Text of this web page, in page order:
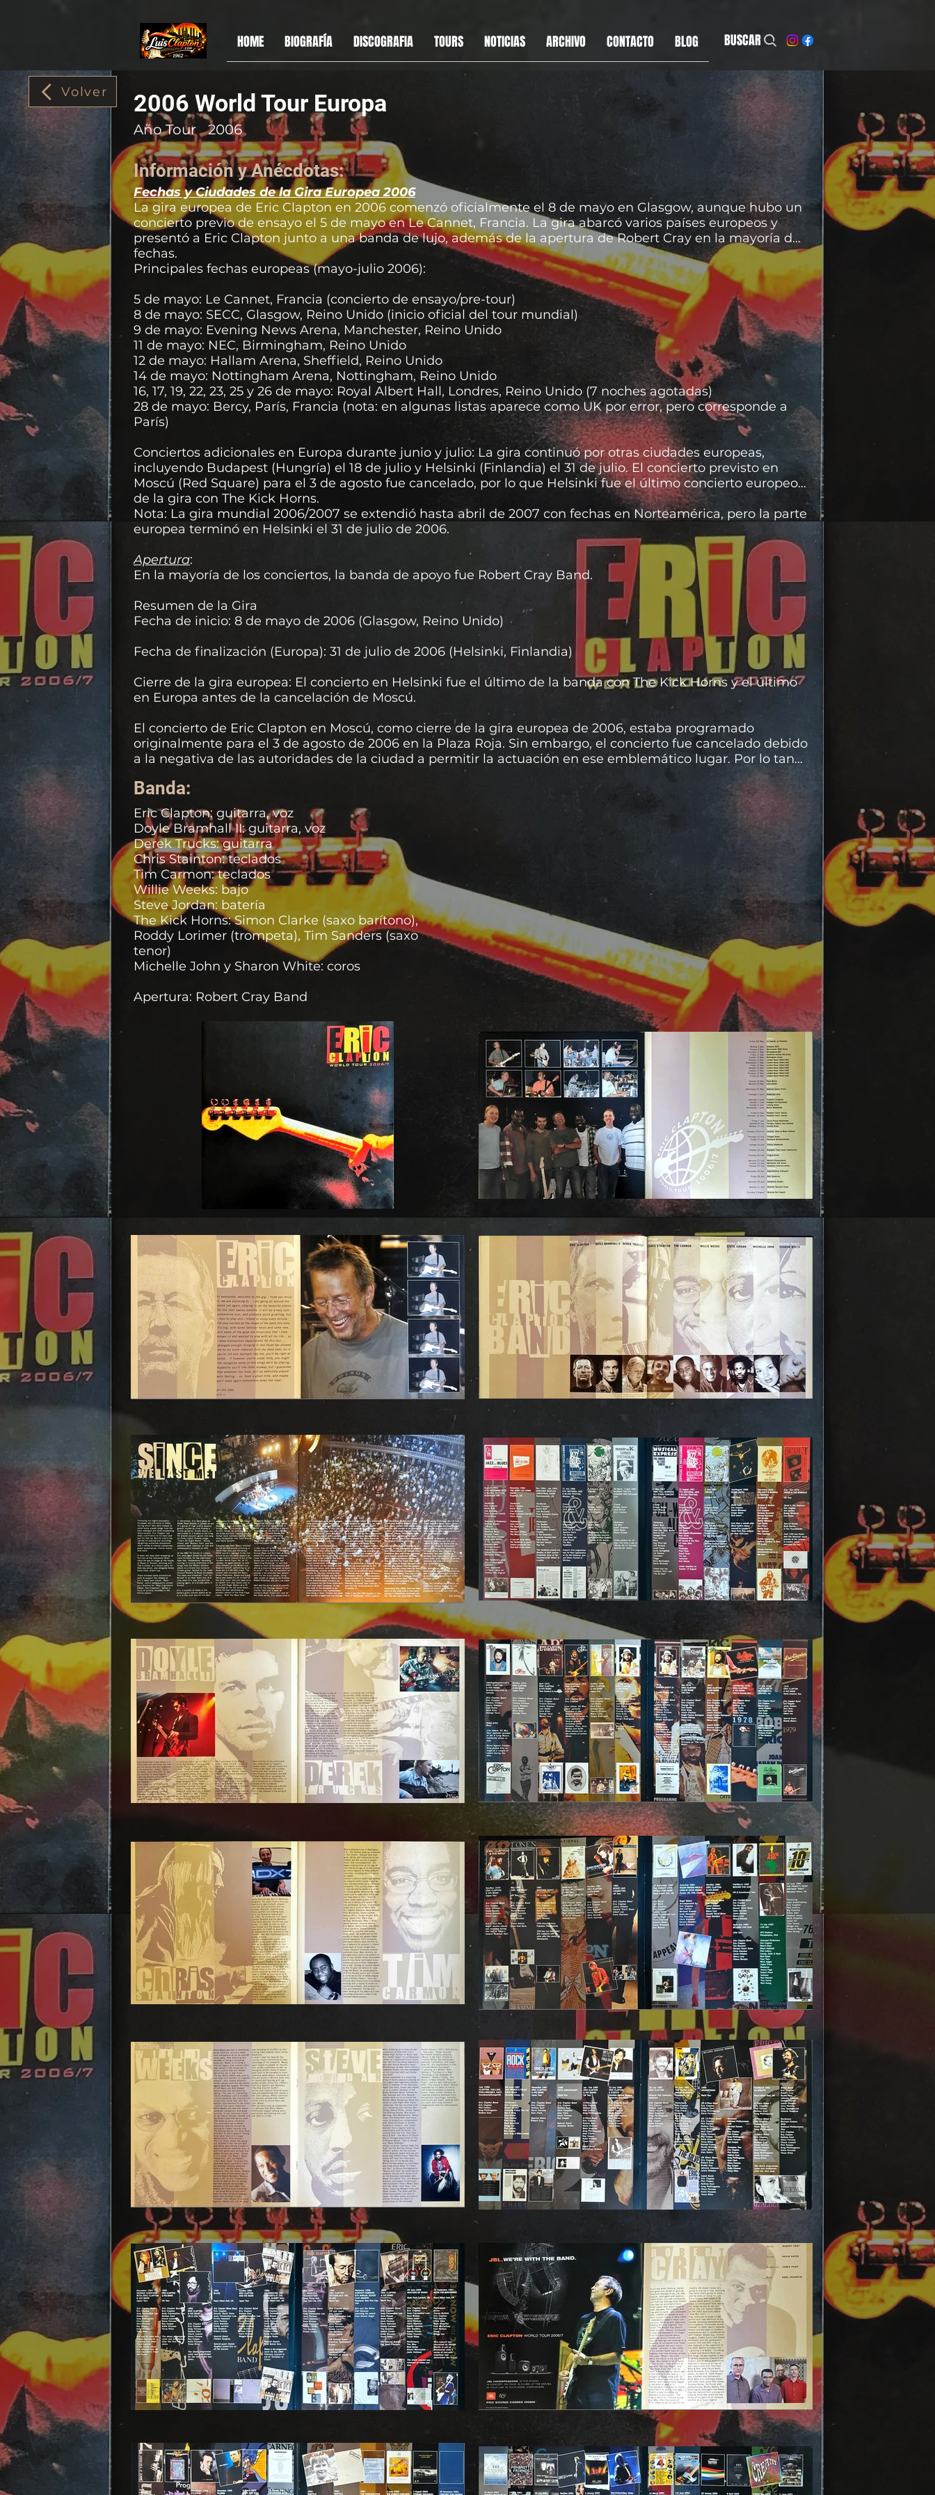
HOME BIOGRAFÍA DISCOGRAFIA TOURS NOTICIAS ARCHIVO CONTACTO BLOG BUSCAR
Volver 2006 World Tour Europa
Año Tour 2006
Información y Anécdotas:
Fechas y Ciudades de la Gira Europea 2006
La gira europea de Eric Clapton en 2006 comenzó oficialmente el 8 de mayo en Glasgow, aunque hubo un
concierto previo de ensayo el 5 de mayo en Le Cannet, Francia. La gira abarcó varios países europeos y
presentó a Eric Clapton junto a una banda de lujo, además de la apertura de Robert Cray en la mayoría de
fechas.
Principales fechas europeas (mayo-julio 2006):
5 de mayo: Le Cannet, Francia (concierto de ensayo/pre-tour)
8 de mayo: SECC, Glasgow, Reino Unido (inicio oficial del tour mundial)
9 de mayo: Evening News Arena, Manchester, Reino Unido
11 de mayo: NEC, Birmingham, Reino Unido
12 de mayo: Hallam Arena, Sheffield, Reino Unido
14 de mayo: Nottingham Arena, Nottingham, Reino Unido
16, 17, 19, 22, 23, 25 y 26 de mayo: Royal Albert Hall, Londres, Reino Unido (7 noches agotadas)
28 de mayo: Bercy, París, Francia (nota: en algunas listas aparece como UK por error, pero corresponde a
París)
Conciertos adicionales en Europa durante junio y julio: La gira continuó por otras ciudades europeas,
incluyendo Budapest (Hungría) el 18 de julio y Helsinki (Finlandia) el 31 de julio. El concierto previsto en
Moscú (Red Square) para el 3 de agosto fue cancelado, por lo que Helsinki fue el último concierto europeo
de la gira con The Kick Horns.
Nota: La gira mundial 2006/2007 se extendió hasta abril de 2007 con fechas en Norteamérica, pero la parte
europea terminó en Helsinki el 31 de julio de 2006.
Apertura:
En la mayoría de los conciertos, la banda de apoyo fue Robert Cray Band.
Resumen de la Gira
Fecha de inicio: 8 de mayo de 2006 (Glasgow, Reino Unido)
Fecha de finalización (Europa): 31 de julio de 2006 (Helsinki, Finlandia)
Cierre de la gira europea: El concierto en Helsinki fue el último de la banda con The Kick Horns y el último
en Europa antes de la cancelación de Moscú.
El concierto de Eric Clapton en Moscú, como cierre de la gira europea de 2006, estaba programado
originalmente para el 3 de agosto de 2006 en la Plaza Roja. Sin embargo, el concierto fue cancelado debido
a la negativa de las autoridades de la ciudad a permitir la actuación en ese emblemático lugar. Por lo tanto,
aunque el concierto aparece en el programa oficial y en las listas iniciales de fechas, finalmente no tuvo
lugar.
Banda:
Eric Clapton: guitarra, voz
Doyle Bramhall II: guitarra, voz
Derek Trucks: guitarra
Chris Stainton: teclados
Tim Carmon: teclados
Willie Weeks: bajo
Steve Jordan: batería
The Kick Horns: Simon Clarke (saxo barítono),
Roddy Lorimer (trompeta), Tim Sanders (saxo
tenor)
Michelle John y Sharon White: coros
Apertura: Robert Cray Band